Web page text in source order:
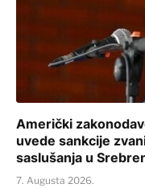
Američki
uvede sankcije
saslušanja u
7. Augusta 2026.